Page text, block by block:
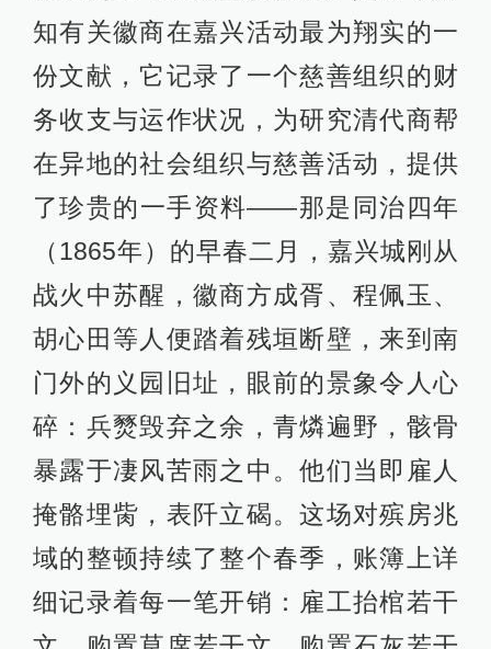
知有关徽商在嘉兴活动最为翔实的一
份文献，它记录了一个慈善组织的财
务收支与运作状况，为研究清代商帮
在异地的社会组织与慈善活动，提供
了珍贵的一手资料——那是同治四年
（1865年）的早春二月，嘉兴城刚从
战火中苏醒，徽商方成胥、程佩玉、
胡心田等人便踏着残垣断壁，来到南
门外的义园旧址，眼前的景象令人心
碎：兵燹毁弃之余，青燐遍野，骸骨
暴露于凄风苦雨之中。他们当即雇人
掩骼埋胔，表阡立碣。这场对殡房兆
域的整顿持续了整个春季，账簿上详
细记录着每一笔开销：雇工抬棺若干